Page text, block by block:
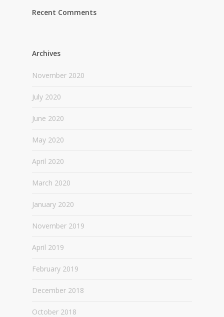
Recent Comments
Archives
November 2020
July 2020
June 2020
May 2020
April 2020
March 2020
January 2020
November 2019
April 2019
February 2019
December 2018
October 2018